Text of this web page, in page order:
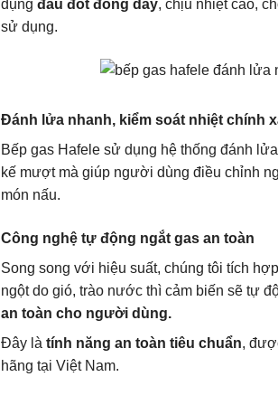
dụng đầu đốt đồng dày, chịu nhiệt cao,
sử dụng.
Đánh lửa nhanh, kiểm soát nhiệt chính
Bếp gas Hafele sử dụng hệ thống đánh
kế mượt mà giúp người dùng điều chỉnh
món nấu.
Công nghệ tự động ngắt gas an toàn
Song song với hiệu suất, chúng tôi tích
ngột do gió, trào nước thì cảm biến sẽ tự
an toàn cho người dùng.
Đây là tính năng an toàn tiêu chuẩn,
hãng tại Việt Nam.